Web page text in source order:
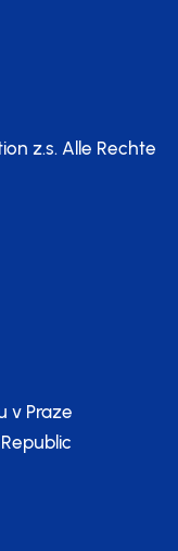
z.s.Alle Rechte
v Praze